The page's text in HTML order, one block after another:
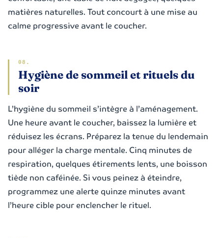
matières naturelles. Tout concourt à une mise au
calme progressive avant le coucher.
Hygiène de sommeil et rituels du
soir
L’hygiène du sommeil s’intègre à l’aménagement.
Une heure avant le coucher, baissez la lumière et
réduisez les écrans. Préparez la tenue du lendemain
pour alléger la charge mentale. Cinq minutes de
respiration, quelques étirements lents, une boisson
tiède non caféinée. Si vous peinez à éteindre,
programmez une alerte quinze minutes avant
l’heure cible pour enclencher le rituel.